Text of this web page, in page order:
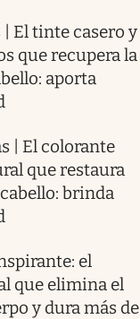
| El tinte casero y
que recupera la
aporta
| El colorante
que restaura
brinda
el
que elimina el
y dura más de